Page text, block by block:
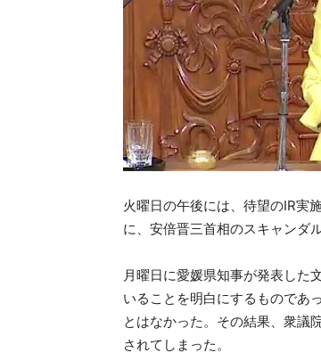
火曜日の午後には、待望のIR実
に、安倍晋三首相のスキャンダ
月曜日に愛媛県知事が発表した
いることを明白にするものであ
とはなかった。その結果、衆議
されてしまった。